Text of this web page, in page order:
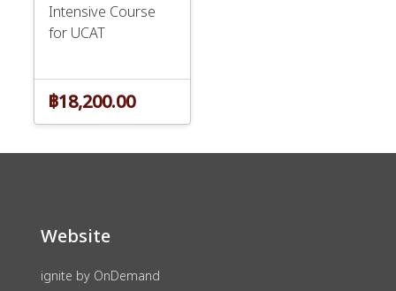
Intensive Course
for UCAT
฿18,200.00
Website
ignite by OnDemand